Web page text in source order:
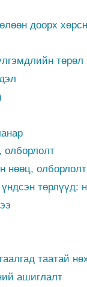
доорх
төрөл
нөөц, олборлолт
төрлүүд:
таатай
ашиглалт